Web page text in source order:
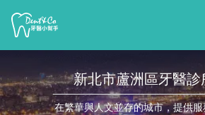
新北市蘆洲區牙醫診
在繁華與人文並存的城市，提供